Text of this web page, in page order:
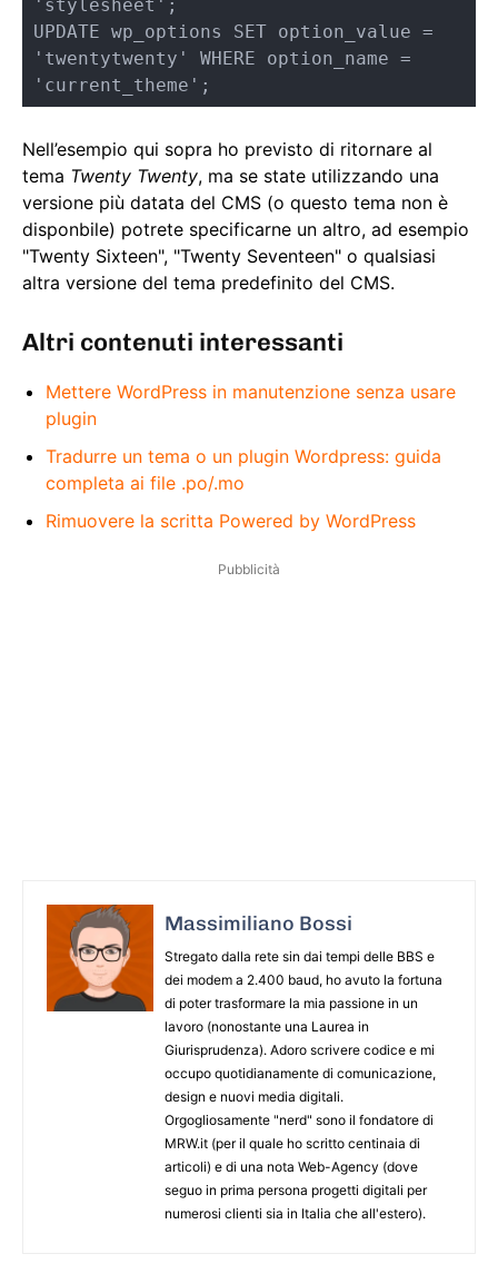
'stylesheet';
UPDATE wp_options SET option_value =
'twentytwenty' WHERE option_name =
'current_theme';
Nell’esempio qui sopra ho previsto di ritornare al
tema Twenty Twenty, ma se state utilizzando una
versione più datata del CMS (o questo tema non è
disponbile) potrete specificarne un altro, ad esempio
"Twenty Sixteen", "Twenty Seventeen" o qualsiasi
altra versione del tema predefinito del CMS.
Altri contenuti interessanti
Mettere WordPress in manutenzione senza usare
plugin
Tradurre un tema o un plugin Wordpress: guida
completa ai file .po/.mo
Rimuovere la scritta Powered by WordPress
Pubblicità
Massimiliano Bossi
Stregato dalla rete sin dai tempi delle BBS e
dei modem a 2.400 baud, ho avuto la fortuna
di poter trasformare la mia passione in un
lavoro (nonostante una Laurea in
Giurisprudenza). Adoro scrivere codice e mi
occupo quotidianamente di comunicazione,
design e nuovi media digitali.
Orgogliosamente "nerd" sono il fondatore di
MRW.it (per il quale ho scritto centinaia di
articoli) e di una nota Web-Agency (dove
seguo in prima persona progetti digitali per
numerosi clienti sia in Italia che all'estero).